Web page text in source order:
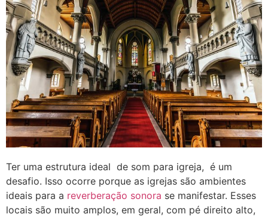
Ter uma estrutura ideal de som para igreja, é um
desafio. Isso ocorre porque as igrejas são ambientes
ideais para a reverberação sonora se manifestar. Esses
locais são muito amplos, em geral, com pé direito alto,